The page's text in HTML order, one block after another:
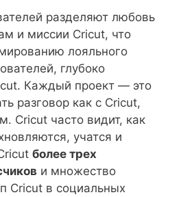
разделяют любовь
и миссии Cricut, что
лояльного
глубоко
Каждый проект — это
разговор как с Cricut,
Cricut часто видит, как
учатся и
более трех
и множество
Cricut в социальных